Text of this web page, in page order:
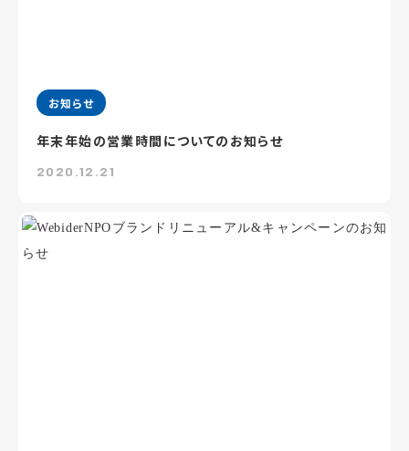
お知らせ
年末年始の営業時間についてのお知らせ
2020.12.21